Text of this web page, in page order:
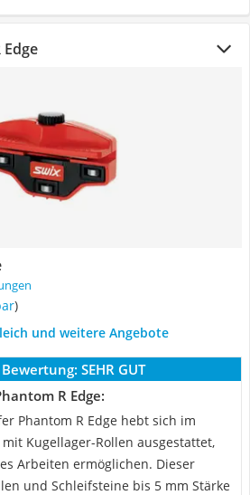
)
und weitere Angebote
SEHR GUT
R Edge:
Phantom R Edge hebt sich im
Kugellager-Rollen ausgestattet,
Arbeiten ermöglichen. Dieser
und Schleifsteine bis 5 mm Stärke